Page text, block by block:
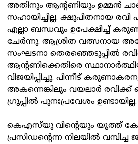
അതിനും ആന്റണിയും ഉമ്മന്‍
സഹായിച്ചില്ല. ക്ഷുപിതനായ
എല്ലാ ബന്ധവും ഉപേക്ഷിച്ച്
ചേര്‍ന്നു. ആശ്രിത വത്സനായ
സംഘടനാ തെരഞ്ഞെടുപ്പില്‍
ആന്റണിക്കെതിരെ
വിജയിപ്പിച്ചു. പിന്നീട്
അകന്നെങ്കിലും വയലാര്‍ രവിക്ക്
ഗ്രൂപ്പില്‍ പുനഃപ്രവേശം ഉണ്ടായില്ല.
കെഎസ്‌യു വിന്റെയും യൂത്ത്
പ്രസിഡന്റെന്ന നിലയില്‍ വമ്പിച്ച